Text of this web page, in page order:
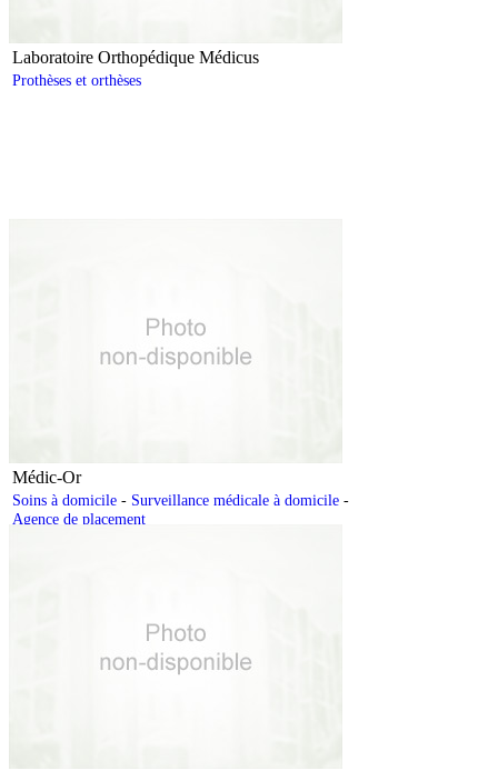
Laboratoire Orthopédique Médicus
Prothèses et orthèses
Médic-Or
Soins à domicile - Surveillance médicale à domicile -
Agence de placement